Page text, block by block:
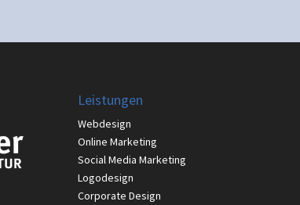
Leistungen
Webdesign
Online Marketing
Social Media Marketing
Logodesign
Corporate Design